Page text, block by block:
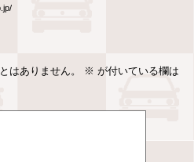
はありません。
※ が付いている欄は